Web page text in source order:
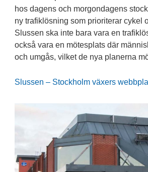
hos dagens och morgondagens
ny trafiklösning som prioriterar cykel
Slussen ska inte bara vara en
också vara en mötesplats där
och umgås, vilket de nya planerna
Slussen – Stockholm växers